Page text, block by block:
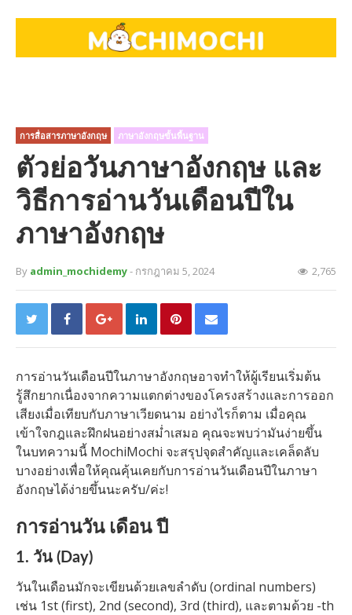
การสื่อสารภาษาอังกฤษ ภาษาอังกฤษขั้นพื้นฐาน
ตัวย่อวันภาษาอังกฤษ และ
วิธีการอ่านวันเดือนปีใน
ภาษาอังกฤษ
By admin_mochidemy- กรกฎาคม 5, 2024 2,765
การอ่านวันเดือนปีในภาษาอังกฤษอาจทำให้ผู้เรียนเริ่มต้น
รู้สึกยากเนื่องจากความแตกต่างของโครงสร้างและการออก
เสียงเมื่อเทียบกับภาษาเวียดนาม อย่างไรก็ตาม เมื่อคุณ
เข้าใจกฎและฝึกฝนอย่างสม่ำเสมอ คุณจะพบว่ามันง่ายขึ้น
ในบทความนี้ MochiMochi จะสรุปจุดสำคัญและเคล็ดลับ
บางอย่างเพื่อให้คุณคุ้นเคยกับการอ่านวันเดือนปีในภาษา
อังกฤษได้ง่ายขึ้นนะครับ/ค่ะ!
การอ่านวัน เดือน ปี
1. วัน (Day)
วันในเดือนมักจะเขียนด้วยเลขลำดับ (ordinal numbers)
เช่น 1st (first), 2nd (second), 3rd (third), และตามด้วย -th